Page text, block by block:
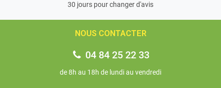
30 jours pour changer d'avis
NOUS CONTACTER
04 84 25 22 33
de 8h au 18h de lundi au vendredi